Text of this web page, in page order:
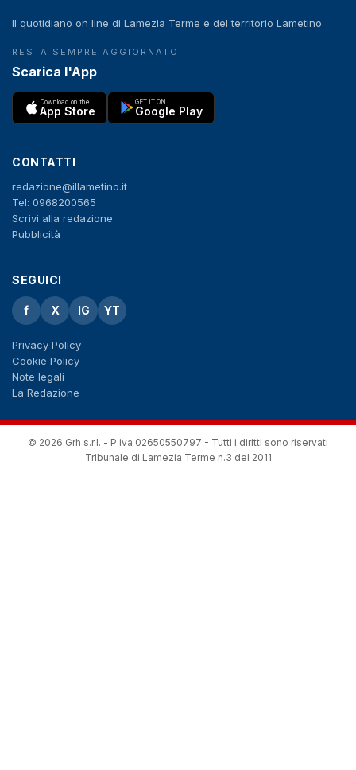
Il quotidiano on line di Lamezia Terme e del territorio Lametino
RESTA SEMPRE AGGIORNATO
Scarica l'App
Download on the
App Store
GET IT ON
Google Play
CONTATTI
redazione@illametino.it
Tel: 0968200565
Scrivi alla redazione
Pubblicità
SEGUICI
f X IG YT
Privacy Policy
Cookie Policy
Note legali
La Redazione
© 2026 Grh s.r.l. - P.iva 02650550797 - Tutti i diritti sono riservati
Tribunale di Lamezia Terme n.3 del 2011